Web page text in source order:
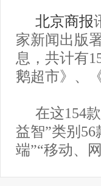
北京商报
家新闻出版
息，共计有
鹅超市》、
在这154
益智”类别
端”“移动、